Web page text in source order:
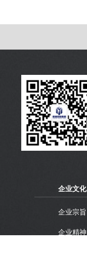
企业文化
企业宗旨
企业精神